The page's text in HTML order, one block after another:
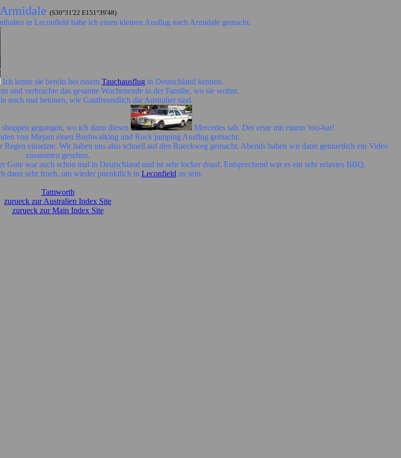
Armidale (S30°31'22 E151°39'48)
in Leconfield habe ich einen kleinen Ausflug nach Armidale gemacht.
Ich lernte sie bereits bei einem Tauchausflug in Deutschland kennen.
und verbrachte das gesamte Wochenende in der Familie, wo sie wohnt.
noch mal betonen, wie Gastfreundlich die Australier sind.
gegangen, wo ich dann diesen
Mercedes sah. Der erste mit einem 'roo-bar!
von Mirjam einen Bushwalking und Rock jumping Ausflug gemacht.
einsetzte. Wir haben uns also schnell auf den Rueckweg gemacht. Abends haben wir dann gemuetlich ein Video
zusammen gesehen.
war auch schon mal in Deutschland und ist sehr locker drauf. Entsprechend war es ein sehr relaxtes BBQ.
dann sehr frueh, um wieder puenktlich in Leconfield zu sein.
Tamworth
zurueck zur Australien Index Site
zurueck zur Main Index Site